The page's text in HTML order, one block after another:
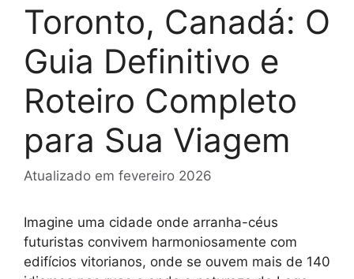
Toronto, Canadá: O
Guia Definitivo e
Roteiro Completo
para Sua Viagem
Atualizado em fevereiro 2026
Imagine uma cidade onde arranha-céus
futuristas convivem harmoniosamente com
edifícios vitorianos, onde se ouvem mais de 140